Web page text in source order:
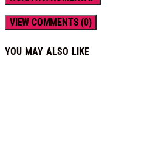
VIEW COMMENTS (0)
YOU MAY ALSO LIKE